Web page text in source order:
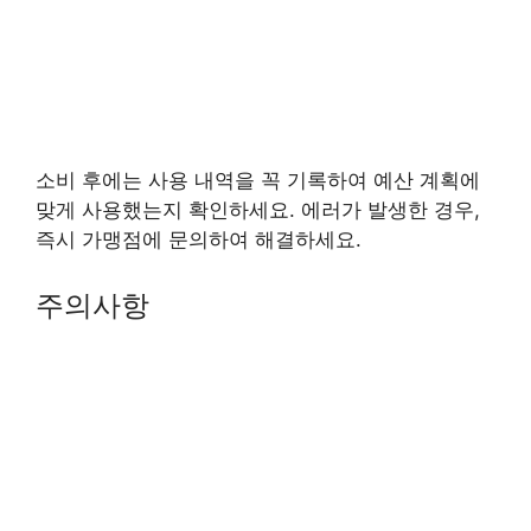
소비 후에는 사용 내역을 꼭 기록하여 예산 계획에
맞게 사용했는지 확인하세요. 에러가 발생한 경우,
즉시 가맹점에 문의하여 해결하세요.
주의사항